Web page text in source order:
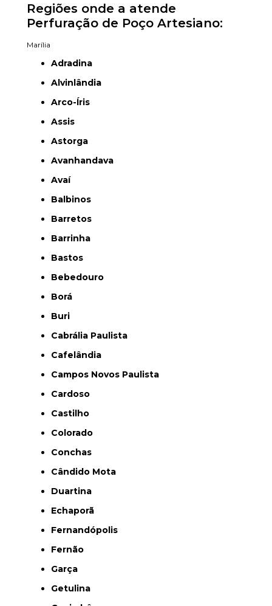
Regiões onde a atende
Perfuração de Poço Artesiano:
Marília
Adradina
Alvinlândia
Arco-Íris
Assis
Astorga
Avanhandava
Avaí
Balbinos
Barretos
Barrinha
Bastos
Bebedouro
Borá
Buri
Cabrália Paulista
Cafelândia
Campos Novos Paulista
Cardoso
Castilho
Colorado
Conchas
Cândido Mota
Duartina
Echaporã
Fernandópolis
Fernão
Garça
Getulina